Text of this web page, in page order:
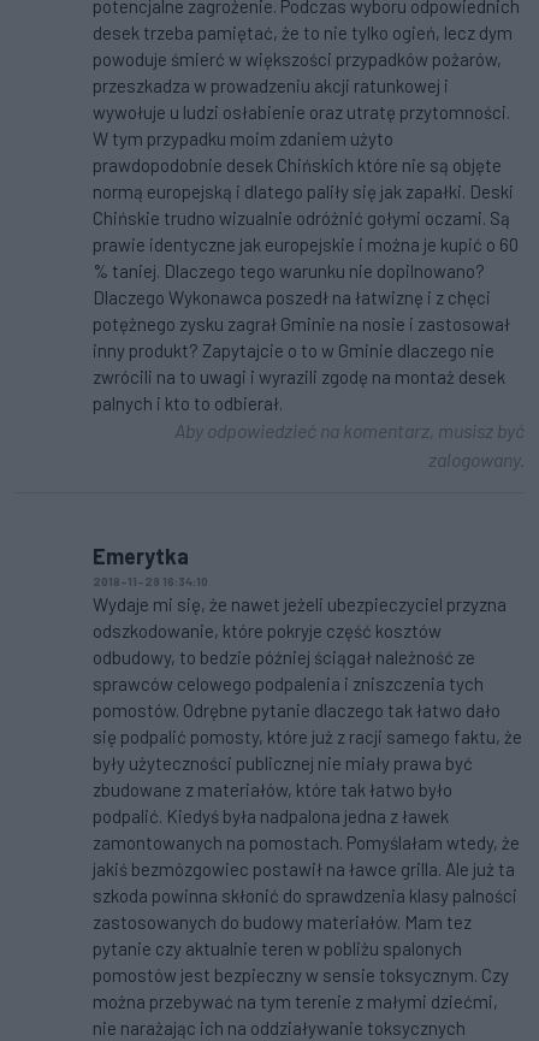
potencjalne zagrożenie. Podczas wyboru odpowiednich
desek trzeba pamiętać, że to nie tylko ogień, lecz dym
powoduje śmierć w większości przypadków pożarów,
przeszkadza w prowadzeniu akcji ratunkowej i
wywołuje u ludzi osłabienie oraz utratę przytomności.
W tym przypadku moim zdaniem użyto
prawdopodobnie desek Chińskich które nie są objęte
normą europejską i dlatego paliły się jak zapałki. Deski
Chińskie trudno wizualnie odróżnić gołymi oczami. Są
prawie identyczne jak europejskie i można je kupić o 60
% taniej. Dlaczego tego warunku nie dopilnowano?
Dlaczego Wykonawca poszedł na łatwiznę i z chęci
potężnego zysku zagrał Gminie na nosie i zastosował
inny produkt? Zapytajcie o to w Gminie dlaczego nie
zwrócili na to uwagi i wyrazili zgodę na montaż desek
palnych i kto to odbierał.
Aby odpowiedzieć na komentarz, musisz być
zalogowany.
Emerytka
2018-11-29 16:34:10
Wydaje mi się, że nawet jeżeli ubezpieczyciel przyzna
odszkodowanie, które pokryje część kosztów
odbudowy, to bedzie później ściągał należność ze
sprawców celowego podpalenia i zniszczenia tych
pomostów. Odrębne pytanie dlaczego tak łatwo dało
się podpalić pomosty, które już z racji samego faktu, że
były użyteczności publicznej nie miały prawa być
zbudowane z materiałów, które tak łatwo było
podpalić. Kiedyś była nadpalona jedna z ławek
zamontowanych na pomostach. Pomyślałam wtedy, że
jakiś bezmózgowiec postawił na ławce grilla. Ale już ta
szkoda powinna skłonić do sprawdzenia klasy palności
zastosowanych do budowy materiałów. Mam tez
pytanie czy aktualnie teren w pobliżu spalonych
pomostów jest bezpieczny w sensie toksycznym. Czy
można przebywać na tym terenie z małymi dziećmi,
nie narażając ich na oddziaływanie toksycznych